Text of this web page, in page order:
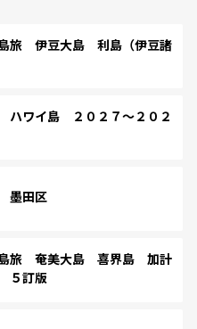
旅 伊豆大島 利島（伊豆諸
ワイ島 ２０２７～２０２
墨田区
旅 奄美大島 喜界島 加計
５訂版